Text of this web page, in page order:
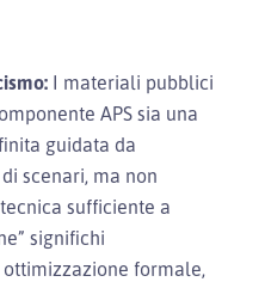
I materiali pubblici
APS sia una
guidata da
scenari, ma non
sufficiente a
significhi
formale,